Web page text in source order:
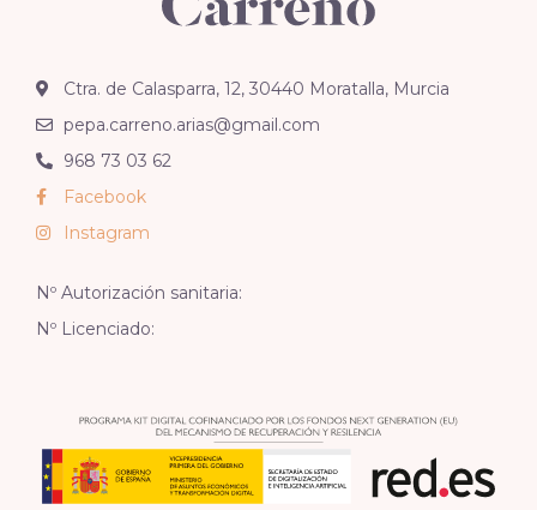
Ctra. de Calasparra, 12, 30440 Moratalla, Murcia
pepa.carreno.arias@gmail.com
968 73 03 62
Facebook
Instagram
Nº Autorización sanitaria:
Nº Licenciado: